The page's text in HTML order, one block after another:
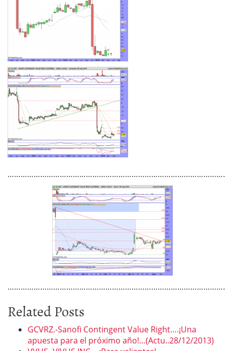
Related Posts
GCVRZ.-Sanofi Contingent Value Right….¡Una
apuesta para el próximo año!…(Actu..28/12/2013)